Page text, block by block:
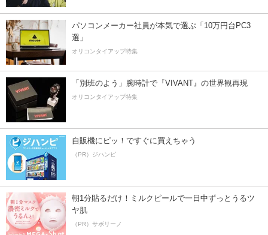
パソコンメーカー社員が本気で選ぶ「10万円台PC3
選」
オリコンタイアップ特集
「別班のよう」腕時計で『VIVANT』の世界観再現
オリコンタイアップ特集
自販機にピッ！ですぐに買えちゃう
（PR）ジハンピ
朝1分貼るだけ！ミルクピールで一日中ずっとうるツ
ヤ肌
（PR）サボリーノ